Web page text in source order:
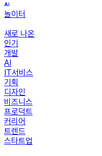
놀이터
새로 나온
인기
개발
AI
IT서비스
기획
디자인
비즈니스
프로덕트
커리어
트렌드
스타트업